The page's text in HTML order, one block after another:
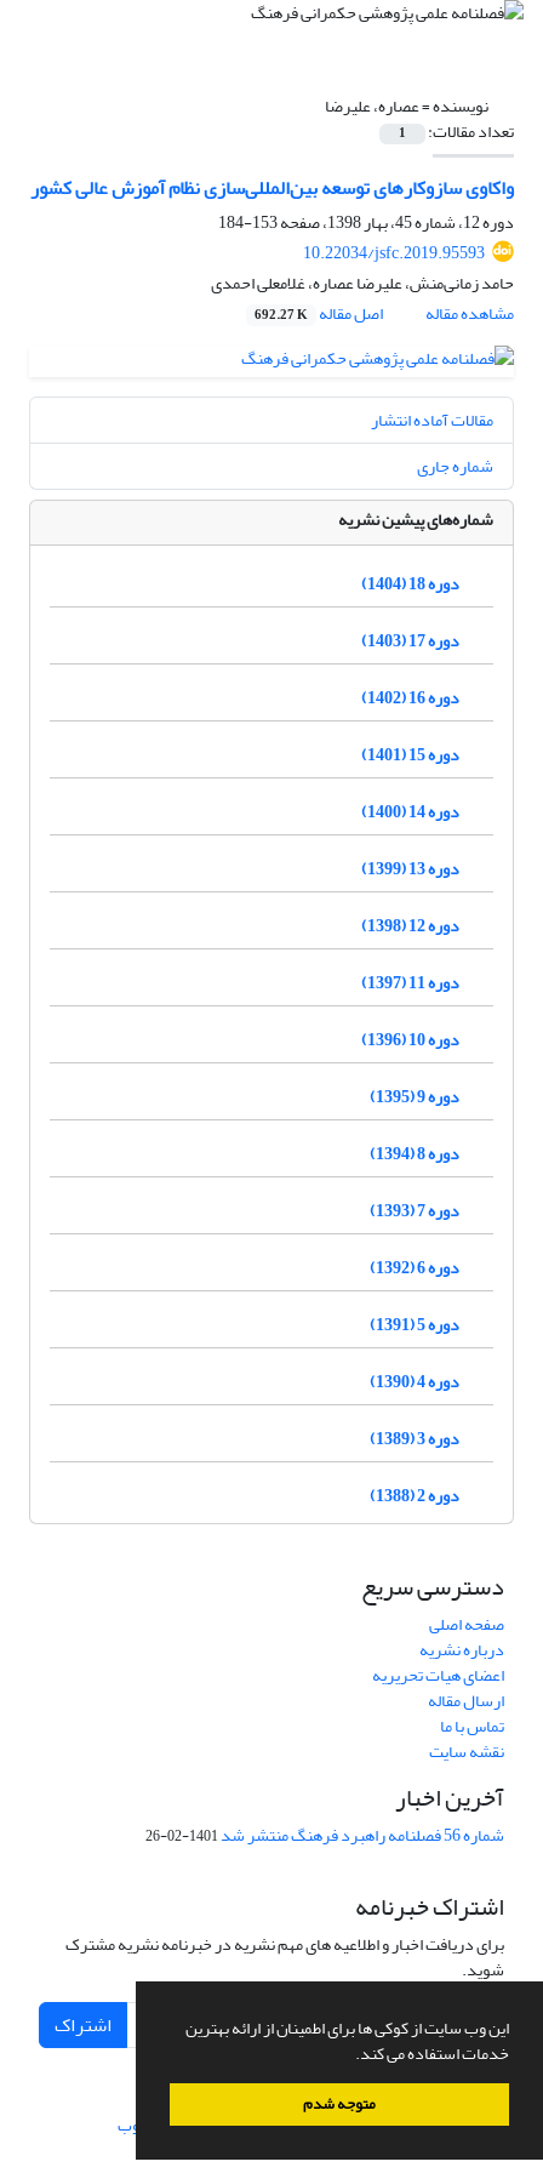
این وب سایت از کوکی ها برای اطمینان از ارائه بهترین
خدمات استفاده می کند.
متوجه شدم
نویسنده =عصاره، علیرضا
تعداد مقالات: 1
واکاوی سازوکار‌های توسعه بین‌المللی‌سازی نظام آموزش عالی کشور
دوره 12، شماره 45، بهار 1398، صفحه
153-184
10.22034/jsfc.2019.95593
حامد زمانی‌منش، علیرضا عصاره، غلامعلی احمدی
مشاهده مقاله
اصل مقاله 692.27 K
مقالات آماده انتشار
شماره جاری
شماره‌های پیشین نشریه
دوره 18 (1404)
دوره 17 (1403)
دوره 16 (1402)
دوره 15 (1401)
دوره 14 (1400)
دوره 13 (1399)
دوره 12 (1398)
دوره 11 (1397)
دوره 10 (1396)
دوره 9 (1395)
دوره 8 (1394)
دوره 7 (1393)
دوره 6 (1392)
دوره 5 (1391)
دوره 4 (1390)
دوره 3 (1389)
دوره 2 (1388)
دسترسی سریع
صفحه اصلی
درباره نشریه
اعضای هیات تحریریه
ارسال مقاله
تماس با ما
نقشه سایت
آخرین اخبار
شماره 56 فصلنامه راهبرد فرهنگ منتشر شد 1401-02-26
اشتراک خبرنامه
برای دریافت اخبار و اطلاعیه های مهم نشریه در خبرنامه نشریه مشترک
شوید.
اشتراک
سامانه مدیریت نشریات علمی.طراحی و پیاده سازی از سیناوب